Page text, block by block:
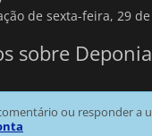
de sexta-feira, 29
sobre
ou responder a